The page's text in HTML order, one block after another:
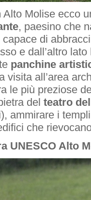
Alto Molise ecco
, paesino che
di
e dall’altro lato
panchine
visita all’area
le più preziose
del teatro
ammirare i
che
UNESCO Alto